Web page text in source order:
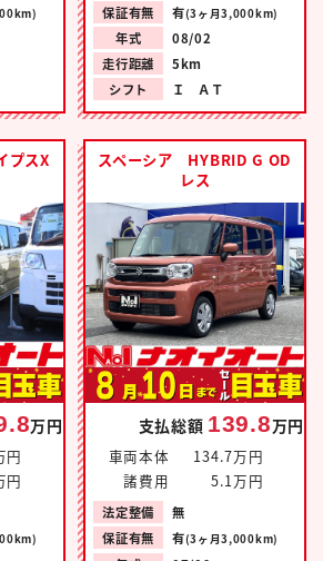
保証有無
有(3ヶ月3,000km)
年式
08/02
走行距離
5km
シフト
Ｉ ＡＴ
プスX
万円
円
円
スペーシア HYBRID G OD
レス
支払総額 139.8万円
車両本体
134.7万円
諸費用
5.1万円
法定整備
無
保証有無
有(3ヶ月3,000km)